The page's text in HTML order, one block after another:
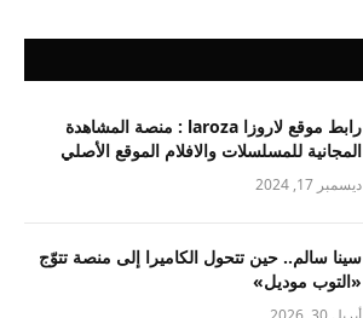
رابط موقع لاروزا laroza : منصة المشاهدة
المجانية للمسلسلات والافلام الموقع الأصلي
ديسمبر 17, 2024
سينا سالم.. حين تتحول الكاميرا إلى منصة تتوّج
«التوب موديل»